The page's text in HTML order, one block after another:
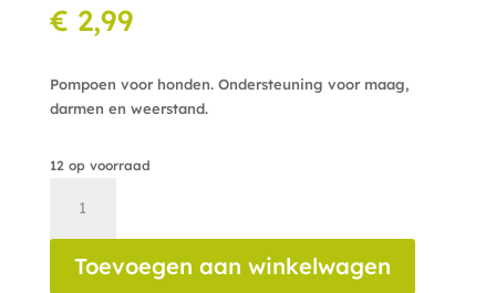
€ 2,99
Pompoen voor honden. Ondersteuning voor maag,
darmen en weerstand.
12 op voorraad
aantal
Toevoegen aan winkelwagen